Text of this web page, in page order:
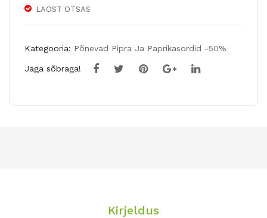
LAOST OTSAS
Kategooria: Põnevad Pipra Ja Paprikasordid -50%
Jaga sõbraga!
Kirjeldus